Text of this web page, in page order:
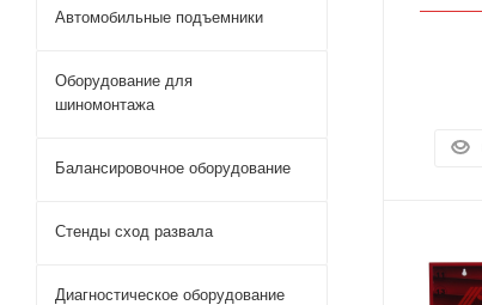
Автомобильные подъемники
Оборудование для
шиномонтажа
Балансировочное оборудование
Стенды сход развала
Диагностическое оборудование